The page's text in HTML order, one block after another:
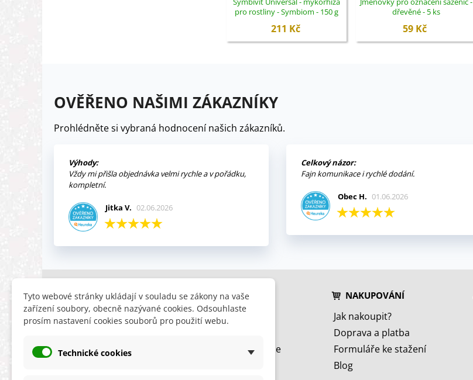
pro rostliny - Symbiom - 150 g
211 Kč
dřevěné - 5 ks
59 Kč
OVĚŘENO NAŠIMI ZÁKAZNÍKY
Prohlédněte si vybraná hodnocení našich zákazníků.
Výhody:
Vždy mi přišla objednávka velmi rychle a v pořádku,
kompletní.
Jitka V. 02.06.2026
Celkový názor:
Fajn komunikace i rychlé dodání.
Obec H. 01.06.2026
INFORMACE
Obchodní podmínky
Ochrana osobních údajů
HLEDÁTE
Slevy
Nyní doporučujeme
NAKUPOVÁNÍ
Jak nakoupit?
Doprava a platba
Formuláře ke stažení
Blog
Tyto webové stránky ukládají v souladu se zákony na vaše
zařízení soubory, obecně nazývané cookies. Odsouhlaste
prosím nastavení cookies souborů pro použití webu.
Technické cookies